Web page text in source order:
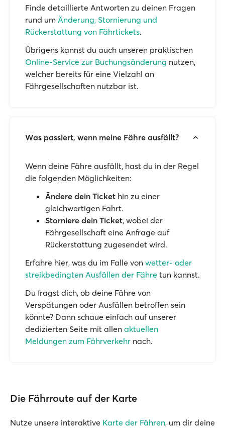
Finde detaillierte Antworten zu deinen Fragen
rund um Änderung, Stornierung und
Rückerstattung von Fährtickets.
Übrigens kannst du auch unseren praktischen
Online-Service zur Buchungsänderung nutzen,
welcher bereits für eine Vielzahl an
Fährgesellschaften nutzbar ist.
Was passiert, wenn meine Fähre ausfällt?
Wenn deine Fähre ausfällt, hast du in der Regel
die folgenden Möglichkeiten:
Ändere dein Ticket hin zu einer
gleichwertigen Fahrt.
Storniere dein Ticket, wobei der
Fährgesellschaft eine Anfrage auf
Rückerstattung zugesendet wird.
Erfahre hier, was du im Falle von wetter- oder
streikbedingten Ausfällen der Fähre tun kannst.
Du fragst dich, ob deine Fähre von
Verspätungen oder Ausfällen betroffen sein
könnte? Dann schaue einfach auf unserer
dedizierten Seite mit allen aktuellen
Meldungen zum Fährverkehr nach.
Die Fährroute auf der Karte
Nutze unsere interaktive Karte der Fähren, um dir deine